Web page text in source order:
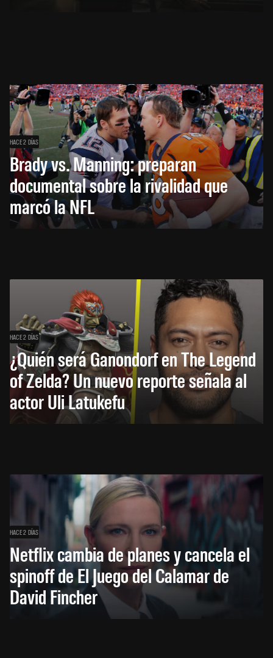
HACE 2 DÍAS
Brady vs. Manning: preparan
documental sobre la rivalidad que
marcó la NFL
HACE 2 DÍAS
¿Quién será Ganondorf en The Legend
of Zelda? Un nuevo reporte señala al
actor Uli Latukefu
HACE 2 DÍAS
Netflix cambia de planes y cancela el
spinoff de El Juego del Calamar de
David Fincher